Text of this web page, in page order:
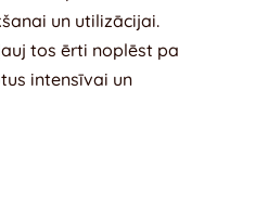
un utilizācijai.
tos ērti noplēst pa
intensīvai un